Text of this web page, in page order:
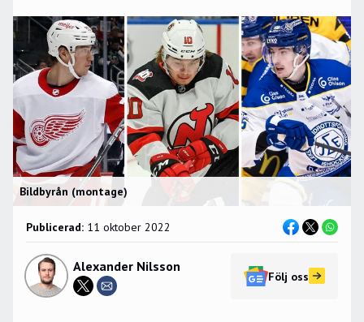
Bildbyrån (montage)
Publicerad: 11 oktober 2022
Alexander Nilsson
Följ oss